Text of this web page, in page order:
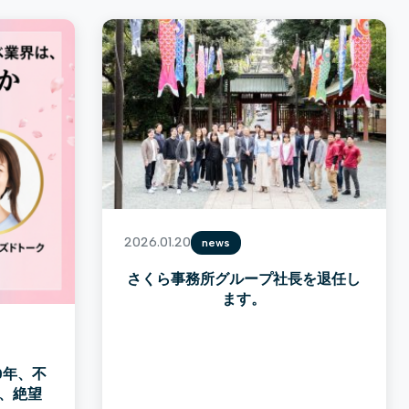
、不
絶望
2026.01.20 news
さくら事務所グループ社長を退任し
ます。